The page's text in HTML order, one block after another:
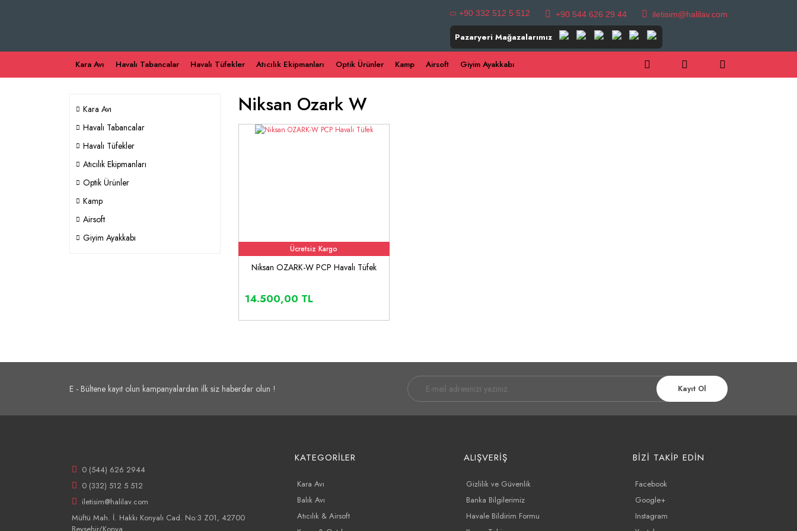
+90 332 512 5 512 +90 544 626 29 44 iletisim@halilav.com
Pazaryeri Mağazalarımız
Kara Avı Havalı Tabancalar Havalı Tüfekler Atıcılık Ekipmanları Optik Ürünler Kamp Airsoft Giyim Ayakkabı
Kara Avı
Havalı Tabancalar
Havalı Tüfekler
Atıcılık Ekipmanları
Optik Ürünler
Kamp
Airsoft
Giyim Ayakkabı
Niksan Ozark W
Ücretsiz Kargo
Niksan OZARK-W PCP Havalı Tüfek
14.500,00 TL
E - Bültene kayıt olun kampanyalardan ilk siz haberdar olun ! Kayıt Ol
0 (544) 626 2944
0 (332) 512 5 512
iletisim@halilav.com
Müftü Mah. İ. Hakkı Konyalı Cad. No:3 Z01, 42700
Beyşehir/Konya
KATEGORİLER
Kara Avı
Balık Avı
Atıcılık & Airsoft
ALIŞVERİŞ
Gizlilik ve Güvenlik
Banka Bilgilerimiz
Havale Bildirim Formu
BİZİ TAKİP EDİN
Facebook
Google+
Instagram